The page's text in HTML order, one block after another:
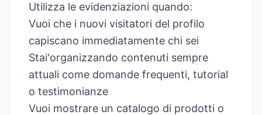
Utilizza le evidenziazioni quando:
Vuoi che i nuovi visitatori del profilo
capiscano immediatamente chi sei
Stai'organizzando contenuti sempre
attuali come domande frequenti, tutorial
o testimonianze
Vuoi mostrare un catalogo di prodotti o